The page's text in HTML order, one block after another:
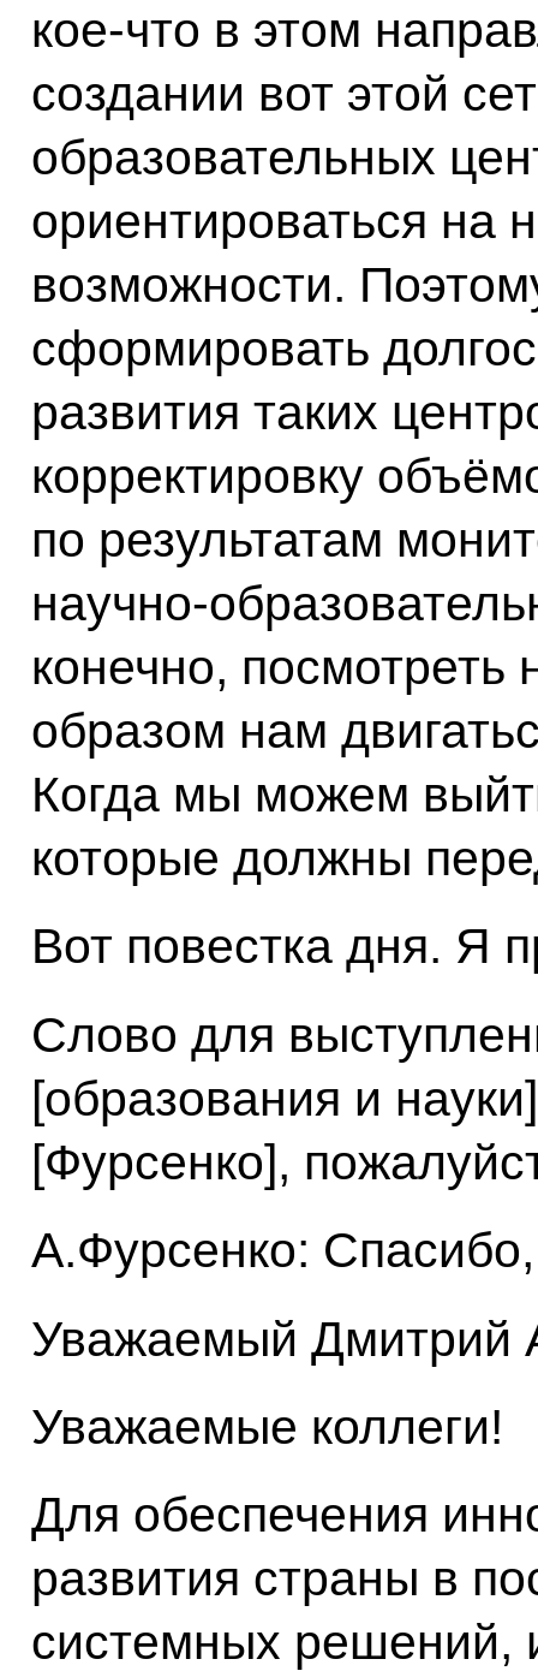
кое‑что в этом
создании вот этой
образовательных
ориентироваться на
возможности.
сформировать
развития таких
корректировку
по результатам
научно-
конечно, посмотреть
образом нам
Когда мы можем
которые должны
Вот повестка дня. Я
Слово для
[образования и
[Фурсенко],
А.Фурсенко:
Уважаемый Дмитрий
Уважаемые коллеги!
Для обеспечения
развития страны в
системных решений,